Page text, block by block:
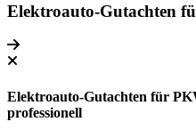
Elektroauto-Gutachten
Elektroauto-Gutachten für
professionell